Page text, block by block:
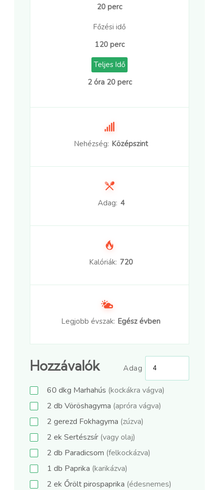
20 perc
Főzési idő
120 perc
Teljes Idő
2 óra 20 perc
Nehézség: Középszint
Adag: 4
Kalóriák: 720
Legjobb évszak: Egész évben
Hozzávalók Adag
60 dkg Marhahús (kockákra vágva)
2 db Vöröshagyma (apróra vágva)
2 gerezd Fokhagyma (zúzva)
2 ek Sertészsír (vagy olaj)
2 db Paradicsom (felkockázva)
1 db Paprika (karikázva)
2 ek Őrölt pirospaprika (édesnemes)